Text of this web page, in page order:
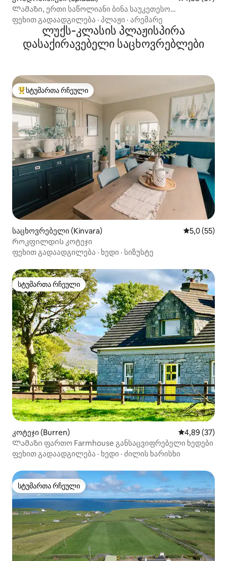
Ლამაზი, ერთი საწოლიანი ბინა საუკეთესო
მდებარეობით
ფეხით გადაადგილება · პლაჟი · არემარე
ლუქს‑კლასის პლაჟისპირა
დასაქირავებელი საცხოვრებლები
სტუმართა რჩეული მოწინავე ვარიანტი
სტუმართა რჩეული
საცხოვრებელი (Kinvara) საშუალო
5,0 (55)
Როკფილდის კოტეჯი
ფეხით გადაადგილება · ხედი · სიზუსტე
სტუმართა რჩეული
სტუმართა რჩეული
კოტეჯი (Burren) საშუალო
4,89 (37)
Ლამაზი ფართო Farmhouse განსაცვიფრებელი ხედები
ფეხით გადაადგილება · ხედი · ძილის ხარისხი
სტუმართა რჩეული
სტუმართა რჩეული